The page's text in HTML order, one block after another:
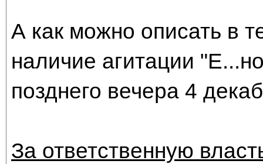
А как можно описать в
наличие агитации
позднего вечера 4
За ответственную